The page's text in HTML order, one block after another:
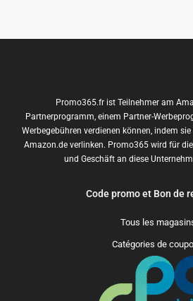
Promo365.fr ist Teilnehmer am
Partnerprogramm, einem Partner-
Werbegebühren verdienen können, indem
Amazon.de verlinken. Promo365 wird für
und Geschäft an diese
Code promo et Bon de
Tous les
Catégories de